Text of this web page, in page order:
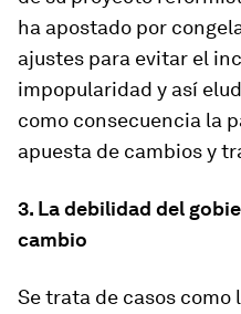
ha apostado por
ajustes para evitar el
impopularidad y así
como consecuencia la
apuesta de cambios y
3. La debilidad del
cambio
Se trata de casos como